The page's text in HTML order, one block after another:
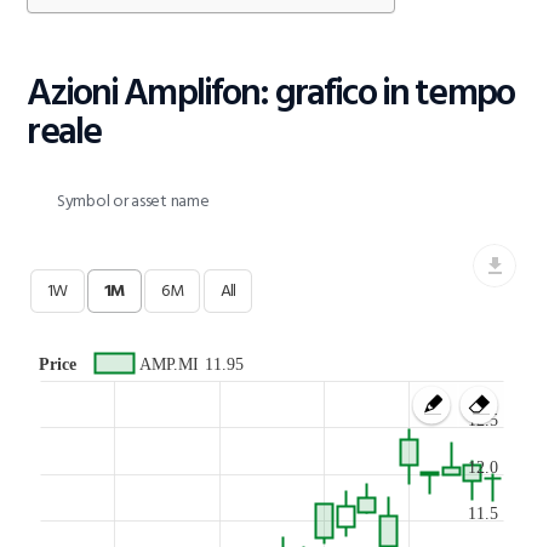
Azioni Amplifon: grafico in tempo
reale
Price AMP.MI 11.95
11.5
12.0
12.5